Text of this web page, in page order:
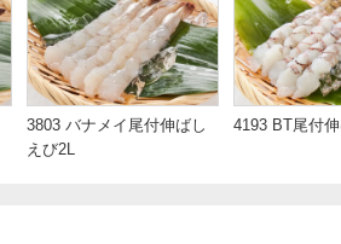
3803 バナメイ尾付伸ばし
えび2L
4193 BT尾付